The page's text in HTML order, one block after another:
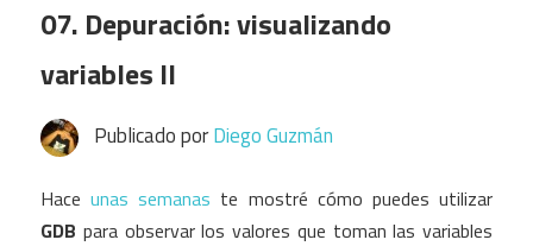
07. Depuración: visualizando
variables II
Publicado porDiego Guzmán
Haceunas semanas te mostré cómo puedes utilizar
GDB para observar los valores que toman las variables